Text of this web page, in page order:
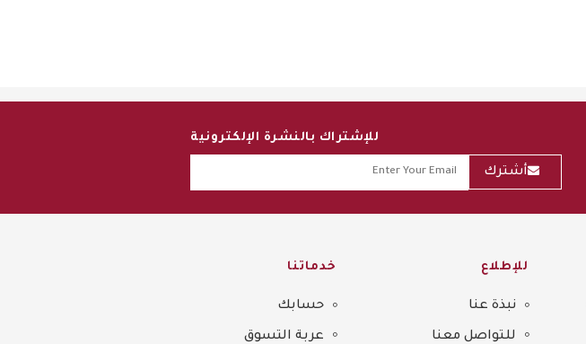
للإشتراك بالنشرة الإلكترونية
أشترك
للإطلاع
نبذة عنا
للتواصل معنا
خدماتنا
حسابك
عربة التسوق